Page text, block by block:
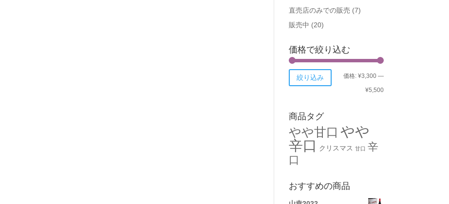
直売店のみでの販売 (7)
販売中 (20)
価格で絞り込む
絞り込み 価格: ¥3,300—
¥5,500
商品タグ
やや甘口 やや
辛口
クリスマス 甘口 辛
口
おすすめの商品